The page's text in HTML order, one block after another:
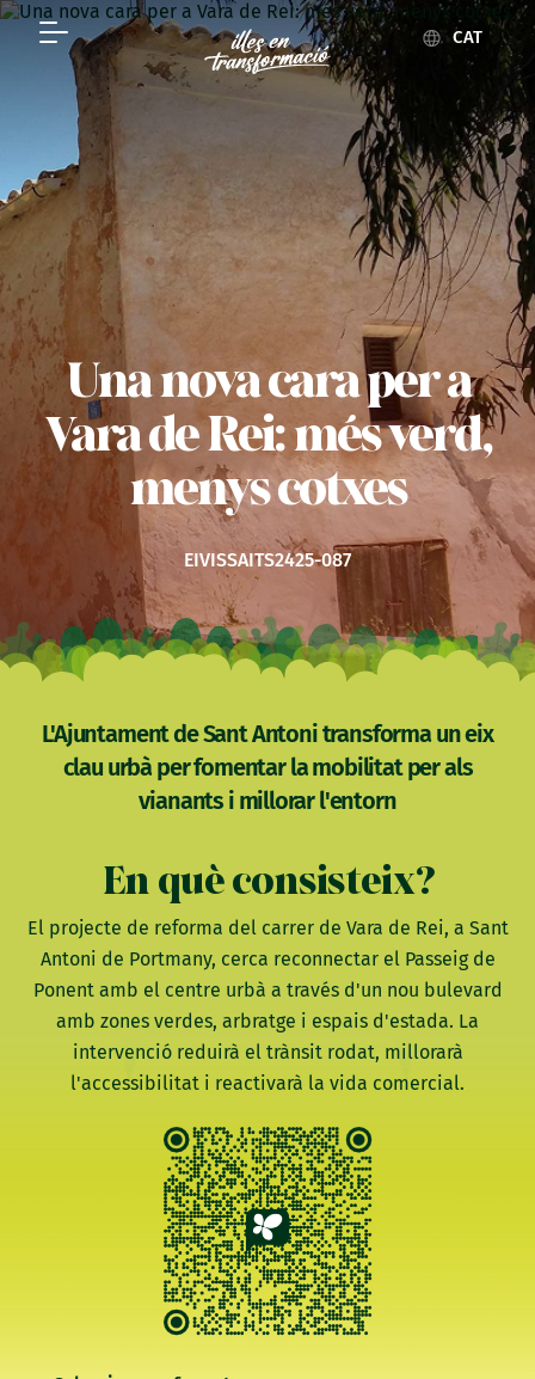
CAT
Una nova cara per a
Vara de Rei: més verd,
menys cotxes
EIVISSAITS2425-087
L'Ajuntament de Sant Antoni transforma un eix
clau urbà per fomentar la mobilitat per als
vianants i millorar l'entorn
En què consisteix?
El projecte de reforma del carrer de Vara de Rei, a Sant
Antoni de Portmany, cerca reconnectar el Passeig de
Ponent amb el centre urbà a través d'un nou bulevard
amb zones verdes, arbratge i espais d'estada. La
intervenció reduirà el trànsit rodat, millorarà
l'accessibilitat i reactivarà la vida comercial.